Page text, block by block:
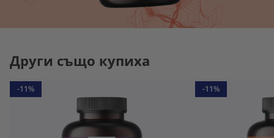
Други също купиха
-11% -11%